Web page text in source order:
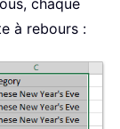
chaque
à rebours :